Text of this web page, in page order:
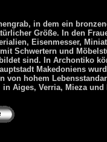
in dem ein
Größe. In den
Eisenmesser,
Schwertern und
sind. In Archontiko
Makedoniens
hohem
Aiges, Verria, Mieza und